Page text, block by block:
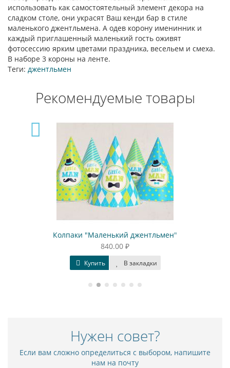
использовать как самостоятельный элемент декора на
сладком столе, они украсят Ваш кенди бар в стиле
маленького джентльмена. А одев корону именинник и
каждый приглашенный маленький гость оживят
фотосессию ярким цветами праздника, весельем и смеха.
В наборе 3 короны на ленте.
Теги: джентльмен
Рекомендуемые товары
Колпаки "Маленький джентльмен"
840.00 ₽
Купить В закладки
Нужен совет?
Если вам сложно определиться с выбором, напишите
нам на почту